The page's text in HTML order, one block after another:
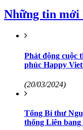
Những tin mới
Phát động cuộc
phúc Happy
(20/03/2024)
Tổng Bí thư
thống Liên bang